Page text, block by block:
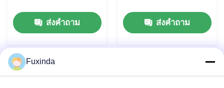
ส่งคำถาม ส่งคำถาม
Fuxinda